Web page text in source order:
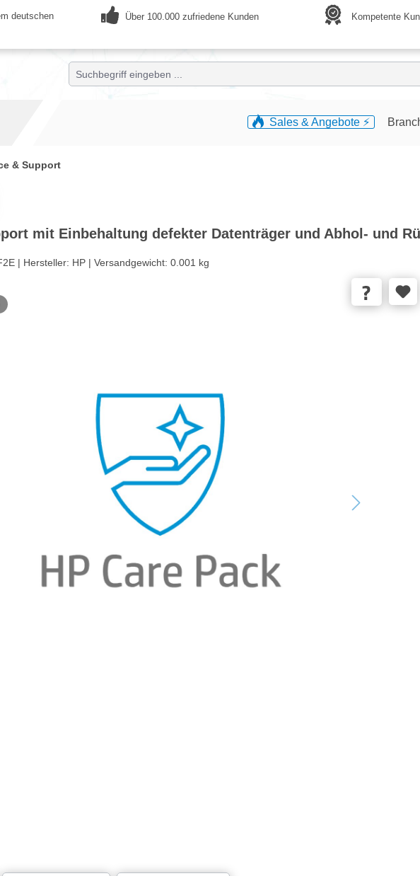
deutschen
Über 100.000 zufriedene Kunden Kompetente
Sales & Angebote ⚡️
& Support
mit Einbehaltung defekter Datenträger und Abhol- und
| Hersteller: HP | Versandgewicht: 0.001 kg